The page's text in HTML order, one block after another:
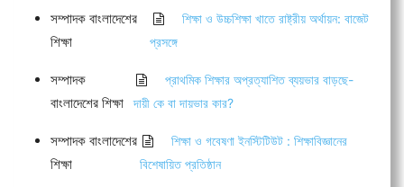
সম্পাদক বাংলাদেশের
শিক্ষা
শিক্ষা ও উচ্চশিক্ষা খাতে রাষ্ট্রীয় অর্থায়ন: বাজেট
প্রসঙ্গে
সম্পাদক
বাংলাদেশের শিক্ষা
প্রাথমিক শিক্ষার অপ্রত্যাশিত ব্যয়ভার বাড়ছে-
দায়ী কে বা দায়ভার কার?
সম্পাদক বাংলাদেশের
শিক্ষা
শিক্ষা ও গবেষণা ইনস্টিটিউট : শিক্ষাবিজ্ঞানের
বিশেষায়িত প্রতিষ্ঠান